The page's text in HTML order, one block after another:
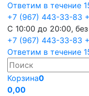
Ответим в течение
+7 (967) 443-33-83
С 10:00 до 20:00,
+7 (967) 443-33-83
Ответим в течение
Корзина0
0,00